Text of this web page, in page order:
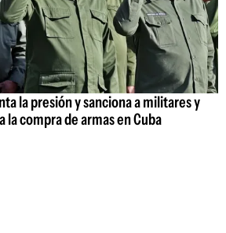
la presión y sanciona a militares y
la compra de armas en Cuba